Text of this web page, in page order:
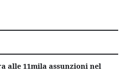
alle 11mila assunzioni nel